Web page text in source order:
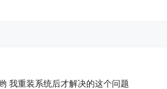
我重装系统后才解决的这个问题